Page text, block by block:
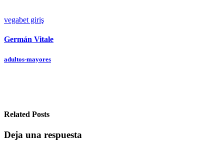
vegabet giriş
Germán Vitale
Navegación
adultos-mayores
Related Posts
Deja una respuesta